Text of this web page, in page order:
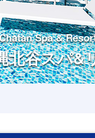
Spa &
北谷スパ&